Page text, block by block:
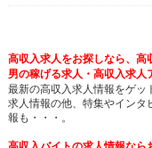
高収入求人をお探しなら、高
男の稼げる求人・高収入求
最新の高収入求人情報をゲッ
求人情報の他、特集やイン
報も・・・。